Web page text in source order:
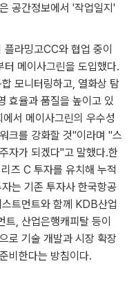
공간정보에서 '작업일지'
라밍고CC와 협업 중이
메이사그린을 도입했다.
모니터링하고, 열화상 탐
효율과 품질을 높이고 있
서 메이사그린의 우수성
크를 강화할 것"이라며 "스
자가 되겠다"고 말했다.한
즈 C 투자를 유치해 누적
는 기존 투자사 한국항공
트먼트와 함께 KDB산업
, 산업은행캐피탈 등이
로 기술 개발과 시장 확장
비한다는 방침이다.